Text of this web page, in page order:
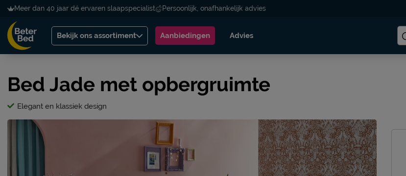
Meer dan 40 jaar dé ervaren slaapspecialist Persoonlijk, onafhankelijk advies
Bekijk ons assortiment Aanbiedingen Advies
Bed Jade met opbergruimte
Elegant en klassiek design